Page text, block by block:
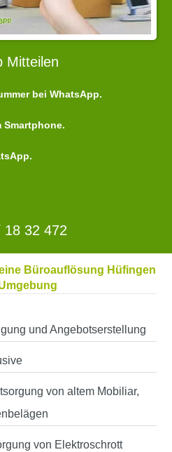
Mitteilen
bei WhatsApp.
Smartphone.
18 32 472
Büroauflösung Hüfingen
und Angebotserstellung
von altem Mobiliar,
von Elektroschrott